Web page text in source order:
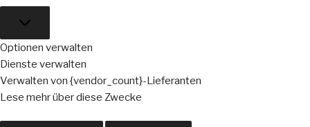
Optionen verwalten
Dienste verwalten
Verwalten von {vendor_count}-Lieferanten
Lese mehr über diese Zwecke